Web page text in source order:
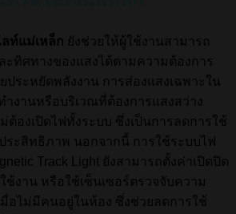
ท์แม่เหล็ก ยังช่วยให้ผู้ใช้งานสามารถ
ะทิศทางของแสงได้ตามความต้องการ
ประหยัดพลังงาน การส่องแสงเฉพาะใน
ำงานหรือบริเวณที่ต้องการแสงสว่าง
ม่ต้องเปิดไฟทั้งระบบ ซึ่งเป็นการลดการใช้
ระสิทธิภาพ นอกจากนี้ การใช้ระบบไฟ
Track Light ยังสามารถตั้งค่าเปิดปิด
ช้งาน หรือใช้เซ็นเซอร์ตรวจจับความ
มื่อไม่มีคนอยู่ในห้อง ซึ่งช่วยลดการใช้